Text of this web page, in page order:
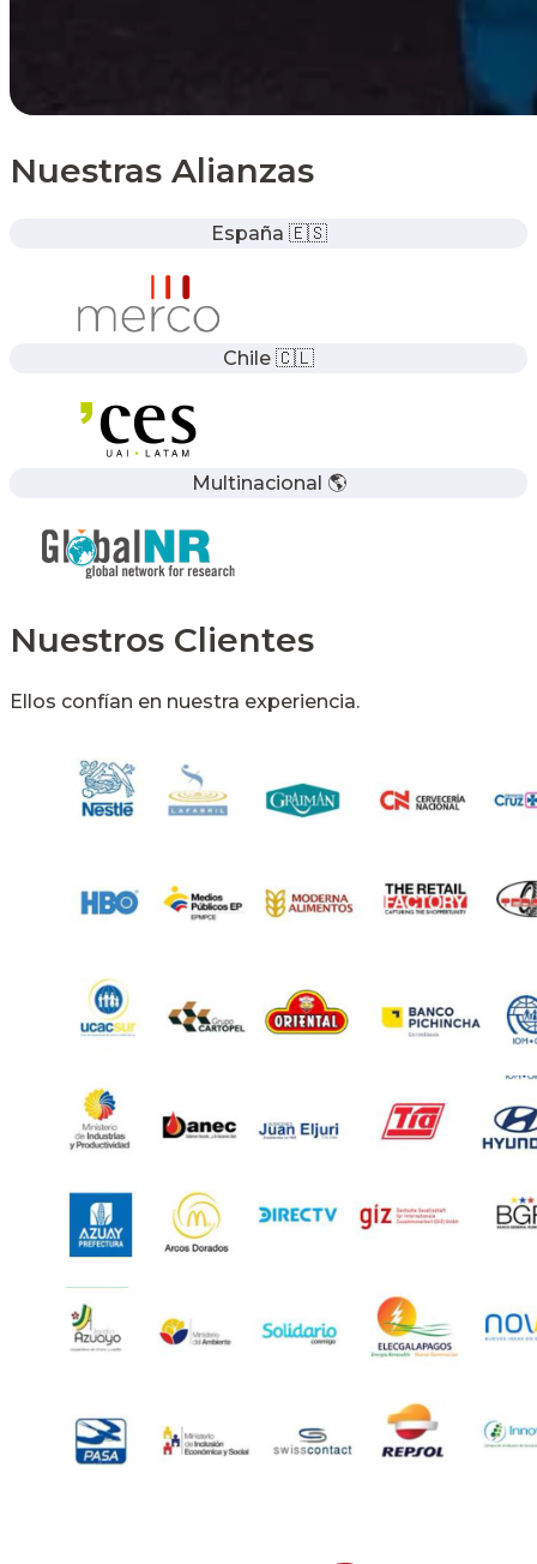
Nuestras Alianzas
España 🇪🇸
Chile 🇨🇱
Multinacional 🌎
Nuestros Clientes
Ellos confían en nuestra experiencia.